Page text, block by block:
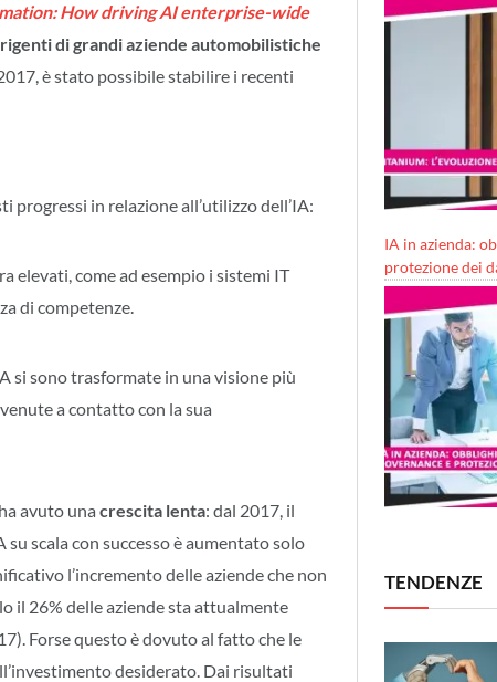
How driving AI enterprise-wide
di grandi aziende automobilistiche
è stato possibile stabilire i recenti
in relazione all’utilizzo dell’IA:
elevati, come ad esempio i sistemi IT
di competenze.
si sono trasformate in una visione più
a contatto con la sua
avuto una crescita lenta: dal 2017, il
scala con successo è aumentato solo
l’incremento delle aziende che non
il 26% delle aziende sta attualmente
Forse questo è dovuto al fatto che le
desiderato. Dai risultati
IA in azienda:
protezione dei
TENDENZE